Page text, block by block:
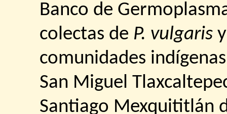
Banco de
colectas de P. vulgaris
comunidades
San Miguel
Santiago Mexquititlán